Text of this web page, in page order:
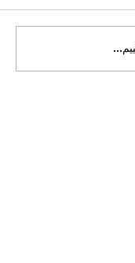
يقضي بحل